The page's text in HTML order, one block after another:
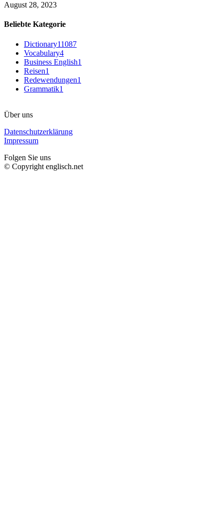
August 28, 2023
Beliebte Kategorie
Dictionary11087
Vocabulary4
Business English1
Reisen1
Redewendungen1
Grammatik1
Über uns
Datenschutzerklärung
Impressum
Folgen Sie uns
© Copyright englisch.net